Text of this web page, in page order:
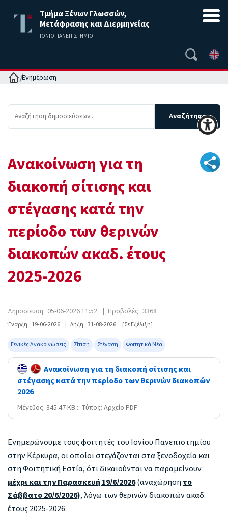
Τμήμα Ξένων Γλωσσών,
Μετάφρασης και Διερμηνείας
ΙΟΝΙΟ ΠΑΝΕΠΙΣΤΗΜΙΟ
Αρχική
Ενημέρωση
Ανακοίνωση για τη
διακοπή σίτισης και
στέγασης κατά την
περίοδο των θερινών
διακοπών ακαδ. έτους
2025-2026
Δημοσίευση: 05-06-2026 11:52 | Προβολές: 3368
Έναρξη: 19-06-2026 | Λήξη: 31-08-2026 [Σε Εξέλιξη]
Γενικές Ανακοινώσεις Σίτιση Στέγαση Φοιτητικά Νέα
Ανακοίνωση για τη διακοπή σίτισης και
στέγασης κατά την περίοδο των θερινών διακοπών
2026
Mέγεθος: 345.47 KB :: Τύπος: Αρχείο PDF
Ενημερώνουμε τους φοιτητές του Ιονίου Πανεπιστημίου
στην Κέρκυρα, οι οποίοι στεγάζονται στα ξενοδοχεία και
στη Φοιτητική Εστία, ότι δικαιούνται να παραμείνουν
μέχρι και την Παρασκευή 19/6/2026(αναχώρηση το
Σάββατο 20/6/2026), λόγω των θερινών διακοπών ακαδ.
έτους 2025-2026.